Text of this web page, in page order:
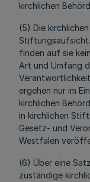
kirchlichen
(5) Die
finden auf sie
Art und Umfang
ergehen nur im
kirchlichen
in kirchlichen
Gesetz- und
Westfalen
(6) Über eine
zuständige